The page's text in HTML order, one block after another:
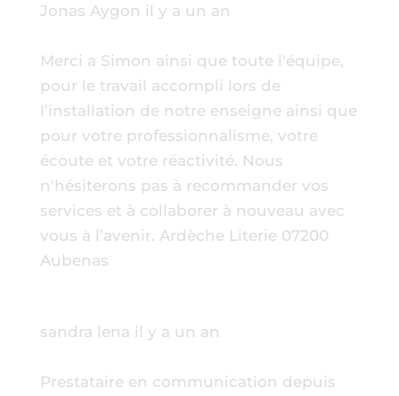
Jonas Aygon il y a un an
Merci a Simon ainsi que toute l'équipe,
pour le travail accompli lors de
l’installation de notre enseigne ainsi que
pour votre professionnalisme, votre
écoute et votre réactivité. Nous
n'hésiterons pas à recommander vos
services et à collaborer à nouveau avec
vous à l’avenir. Ardèche Literie 07200
Aubenas
sandra lena il y a un an
Prestataire en communication depuis